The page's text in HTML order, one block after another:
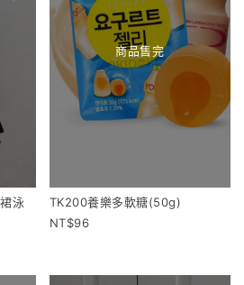
泳
商品售完
TK200養樂多軟糖(50g)
96